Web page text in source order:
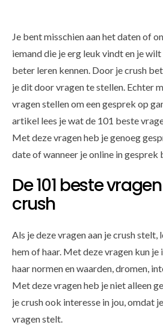
Je bent misschien aan het daten of
iemand die je erg leuk vindt en je
beter leren kennen. Door je crush
je dit door vragen te stellen. Echter
vragen stellen om een gesprek op
artikel lees je wat de 101 beste
Met deze vragen heb je genoeg
date of wanneer je online in gesprek
De 101 beste
crush
Als je deze vragen aan je crush stelt,
hem of haar. Met deze vragen kun
haar normen en waarden, dromen,
Met deze vragen heb je niet alleen
je crush ook interesse in jou, omdat
vragen stelt.